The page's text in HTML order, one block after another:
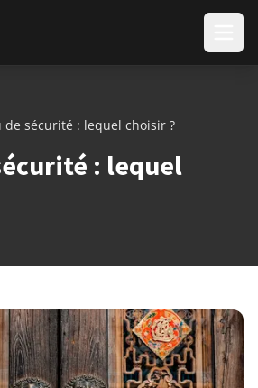
de sécurité : lequel choisir ?
: lequel